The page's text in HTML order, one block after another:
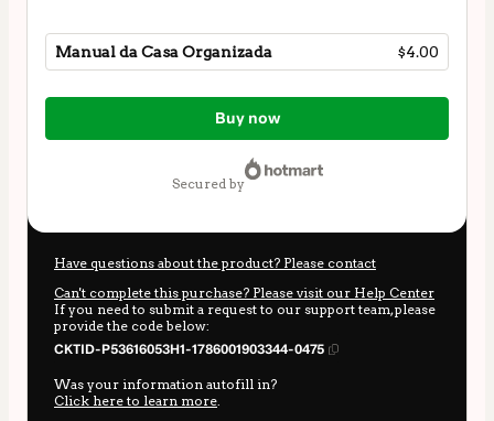
Manual da Casa Organizada $4.00
Total
$4.00
Buy now
secured by
Have questions about the product? Please contact
Can't complete this purchase? Please visit our Help Center
If you need to submit a request to our support team, please
provide the code below:
CKTID-P53616053H1-1786001903344-0475
Was your information autofill in?
Click here to learn more.